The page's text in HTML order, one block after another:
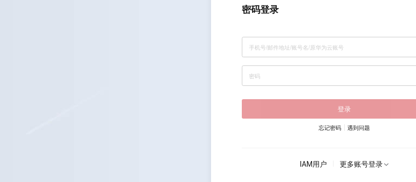
密码登录
登录
忘记密码 遇到问题
IAM用户 更多账号登录